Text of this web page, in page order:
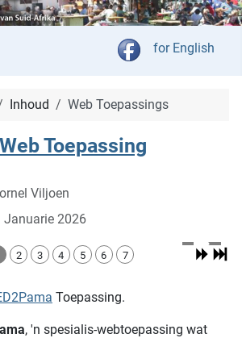
Kies jou taal
for English
Inhoud Web Toepassings
Toepassing
Viljoen
Januarie 2026
2 3 4 5 6 7
Toepassing.
, 'n spesialis-webtoepassing wat